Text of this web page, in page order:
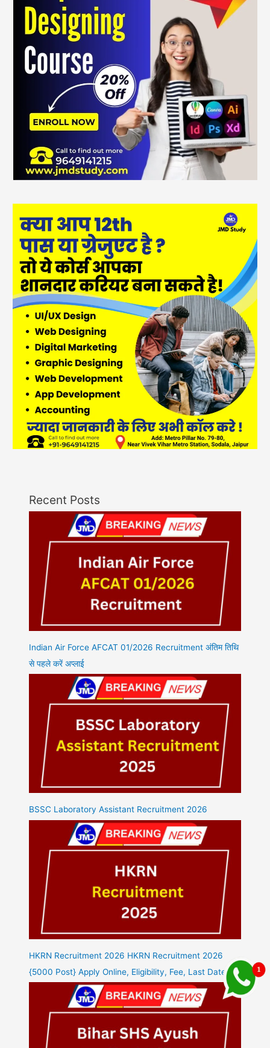
Recent Posts
Indian Air Force AFCAT 01/2026 Recruitment अंतिम तिथि
से पहले करें अप्लाई
BSSC Laboratory Assistant Recruitment 2026
HKRN Recruitment 2026 HKRN Recruitment 2026
{5000 Post} Apply Online, Eligibility, Fee, Last Date